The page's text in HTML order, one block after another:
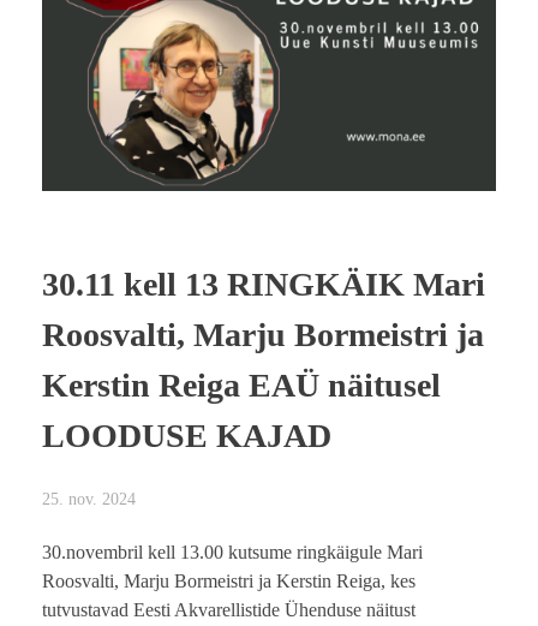
30.11 kell 13 RINGKÄIK Mari
Roosvalti, Marju Bormeistri ja
Kerstin Reiga EAÜ näitusel
LOODUSE KAJAD
25. nov. 2024
30.novembril kell 13.00 kutsume ringkäigule Mari
Roosvalti, Marju Bormeistri ja Kerstin Reiga, kes
tutvustavad Eesti Akvarellistide Ühenduse näitust